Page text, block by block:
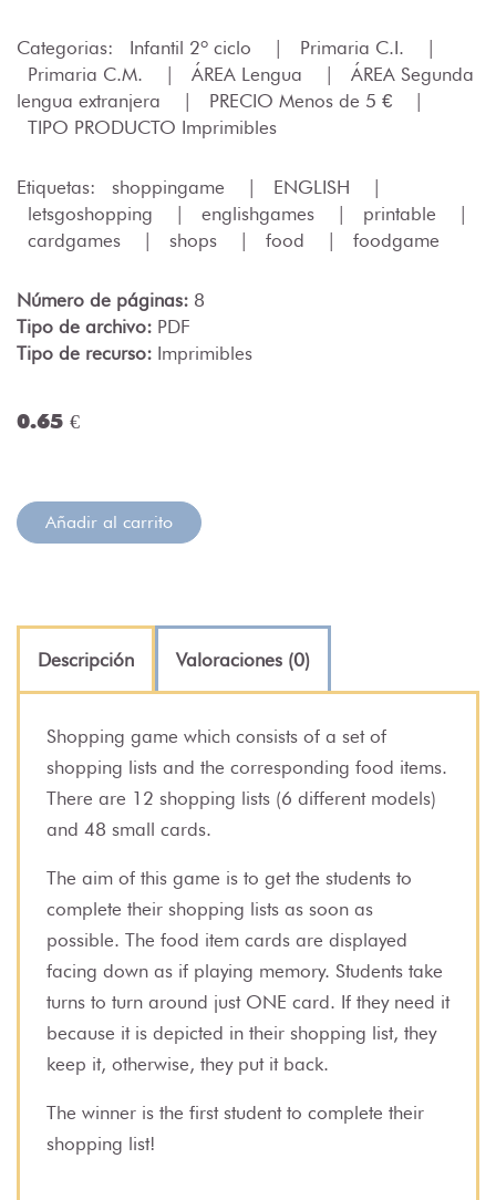
Categorias: Infantil 2º ciclo | Primaria C.I.
|
Primaria C.M.
| ÁREA Lengua |
ÁREA Segunda
lengua extranjera
| PRECIO Menos de 5 €
|
TIPO PRODUCTO Imprimibles
Etiquetas: shoppingame | ENGLISH
|
letsgoshopping
| englishgames | printable
|
cardgames
| shops | food | foodgame
Número de páginas: 8
Tipo de archivo: PDF
Tipo de recurso: Imprimibles
0.65 €
Añadir al carrito
Descripción Valoraciones (0)
Shopping game which consists of a set of
shopping lists and the corresponding food items.
There are 12 shopping lists (6 different models)
and 48 small cards.
The aim of this game is to get the students to
complete their shopping lists as soon as
possible. The food item cards are displayed
facing down as if playing memory. Students take
turns to turn around just ONE card. If they need it
because it is depicted in their shopping list, they
keep it, otherwise, they put it back.
The winner is the first student to complete their
shopping list!